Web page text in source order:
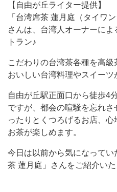
【自由が丘ライター提供】
「台湾席茶 蓮月庭（タイワ
さんは、台湾人オーナーに
トラン♪
こだわりの台湾茶各種を高
おいしい台湾料理やスイーツ
自由が丘駅正面口から徒歩4
ですが、都会の喧騒を忘れ
ったりとくつろげるお店、
お茶が楽しめます。
今日は以前から気になって
茶 蓮月庭」さんをご紹介いた